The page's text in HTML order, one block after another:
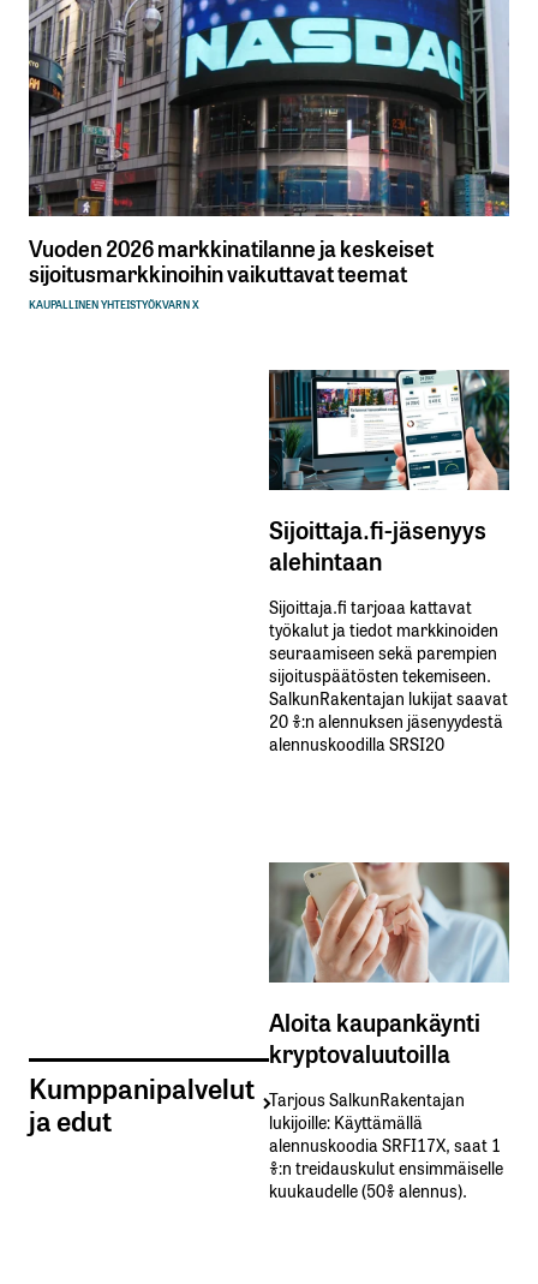
Vuoden 2026 markkinatilanne ja keskeiset
sijoitusmarkkinoihin vaikuttavat teemat
KAUPALLINEN YHTEISTYÖKVARN X
Kumppanipalvelut
ja edut
Sijoittaja.fi-jäsenyys
alehintaan
Sijoittaja.fi tarjoaa kattavat
työkalut ja tiedot markkinoiden
seuraamiseen sekä parempien
sijoituspäätösten tekemiseen.
SalkunRakentajan lukijat saavat
20 %:n alennuksen jäsenyydestä
alennuskoodilla SRSI20
Aloita kaupankäynti
kryptovaluutoilla
Tarjous SalkunRakentajan
lukijoille: Käyttämällä​ ​
alennuskoodia​ ​SRFI17X,​ ​saat​ ​1
%:n treidauskulut​ ​ensimmäiselle​ ​
kuukaudelle​ ​(50%​ ​alennus).